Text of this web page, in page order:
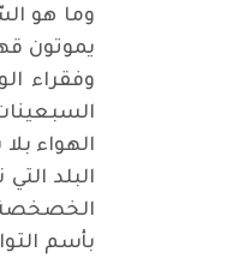
وما هو
يموتون
وفقراء
الهواء
البلد
الخصخصة
بأسم